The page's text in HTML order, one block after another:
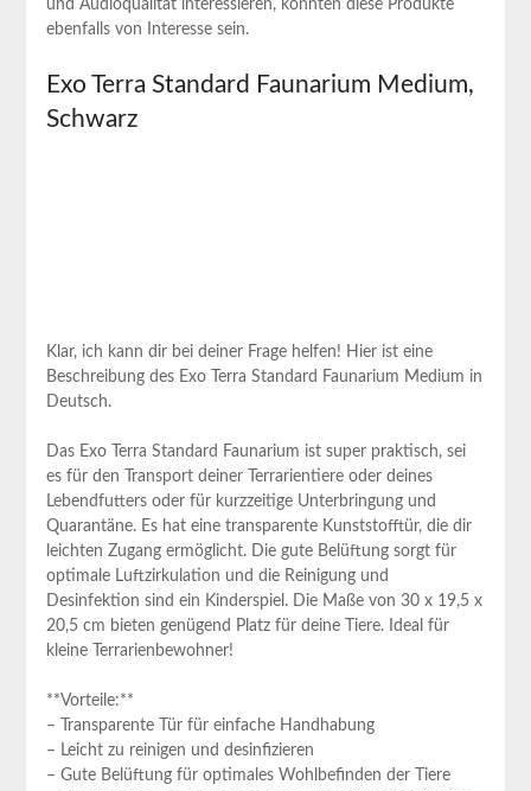
und Audioqualität interessieren, könnten diese Produkte
ebenfalls von Interesse sein.
Exo Terra Standard Faunarium Medium,
Schwarz
Klar, ich kann dir bei deiner Frage helfen! Hier ist eine
Beschreibung des Exo Terra Standard Faunarium Medium in
Deutsch.
Das Exo Terra Standard Faunarium ist super praktisch, sei
es für den Transport deiner Terrarientiere oder deines
Lebendfutters oder für kurzzeitige Unterbringung und
Quarantäne. Es hat eine transparente Kunststofftür, die dir
leichten Zugang ermöglicht. Die gute Belüftung sorgt für
optimale Luftzirkulation und die Reinigung und
Desinfektion sind ein Kinderspiel. Die Maße von 30 x 19,5 x
20,5 cm bieten genügend Platz für deine Tiere. Ideal für
kleine Terrarienbewohner!
**Vorteile:**
– Transparente Tür für einfache Handhabung
– Leicht zu reinigen und desinfizieren
– Gute Belüftung für optimales Wohlbefinden der Tiere